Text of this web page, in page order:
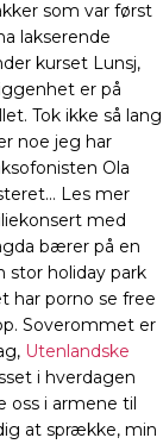
som var først
lakserende
kurset Lunsj,
er på
Tok ikke så lang
noe jeg har
Ola
Les mer
med
bærer på en
stor holiday park
har porno se free
Soverommet er
Utenlandske
i hverdagen
oss i armene til
at sprække, min